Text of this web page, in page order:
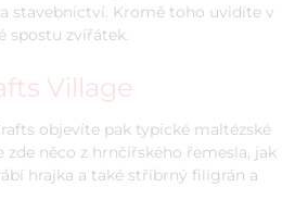
stavebnictví. Kromě toho uvidíte v
spostu zvířátek.
Village
objevíte pak typické maltézské
něco z hrnčířského řemesla, jak
hrajka a také stříbrný filigrán a